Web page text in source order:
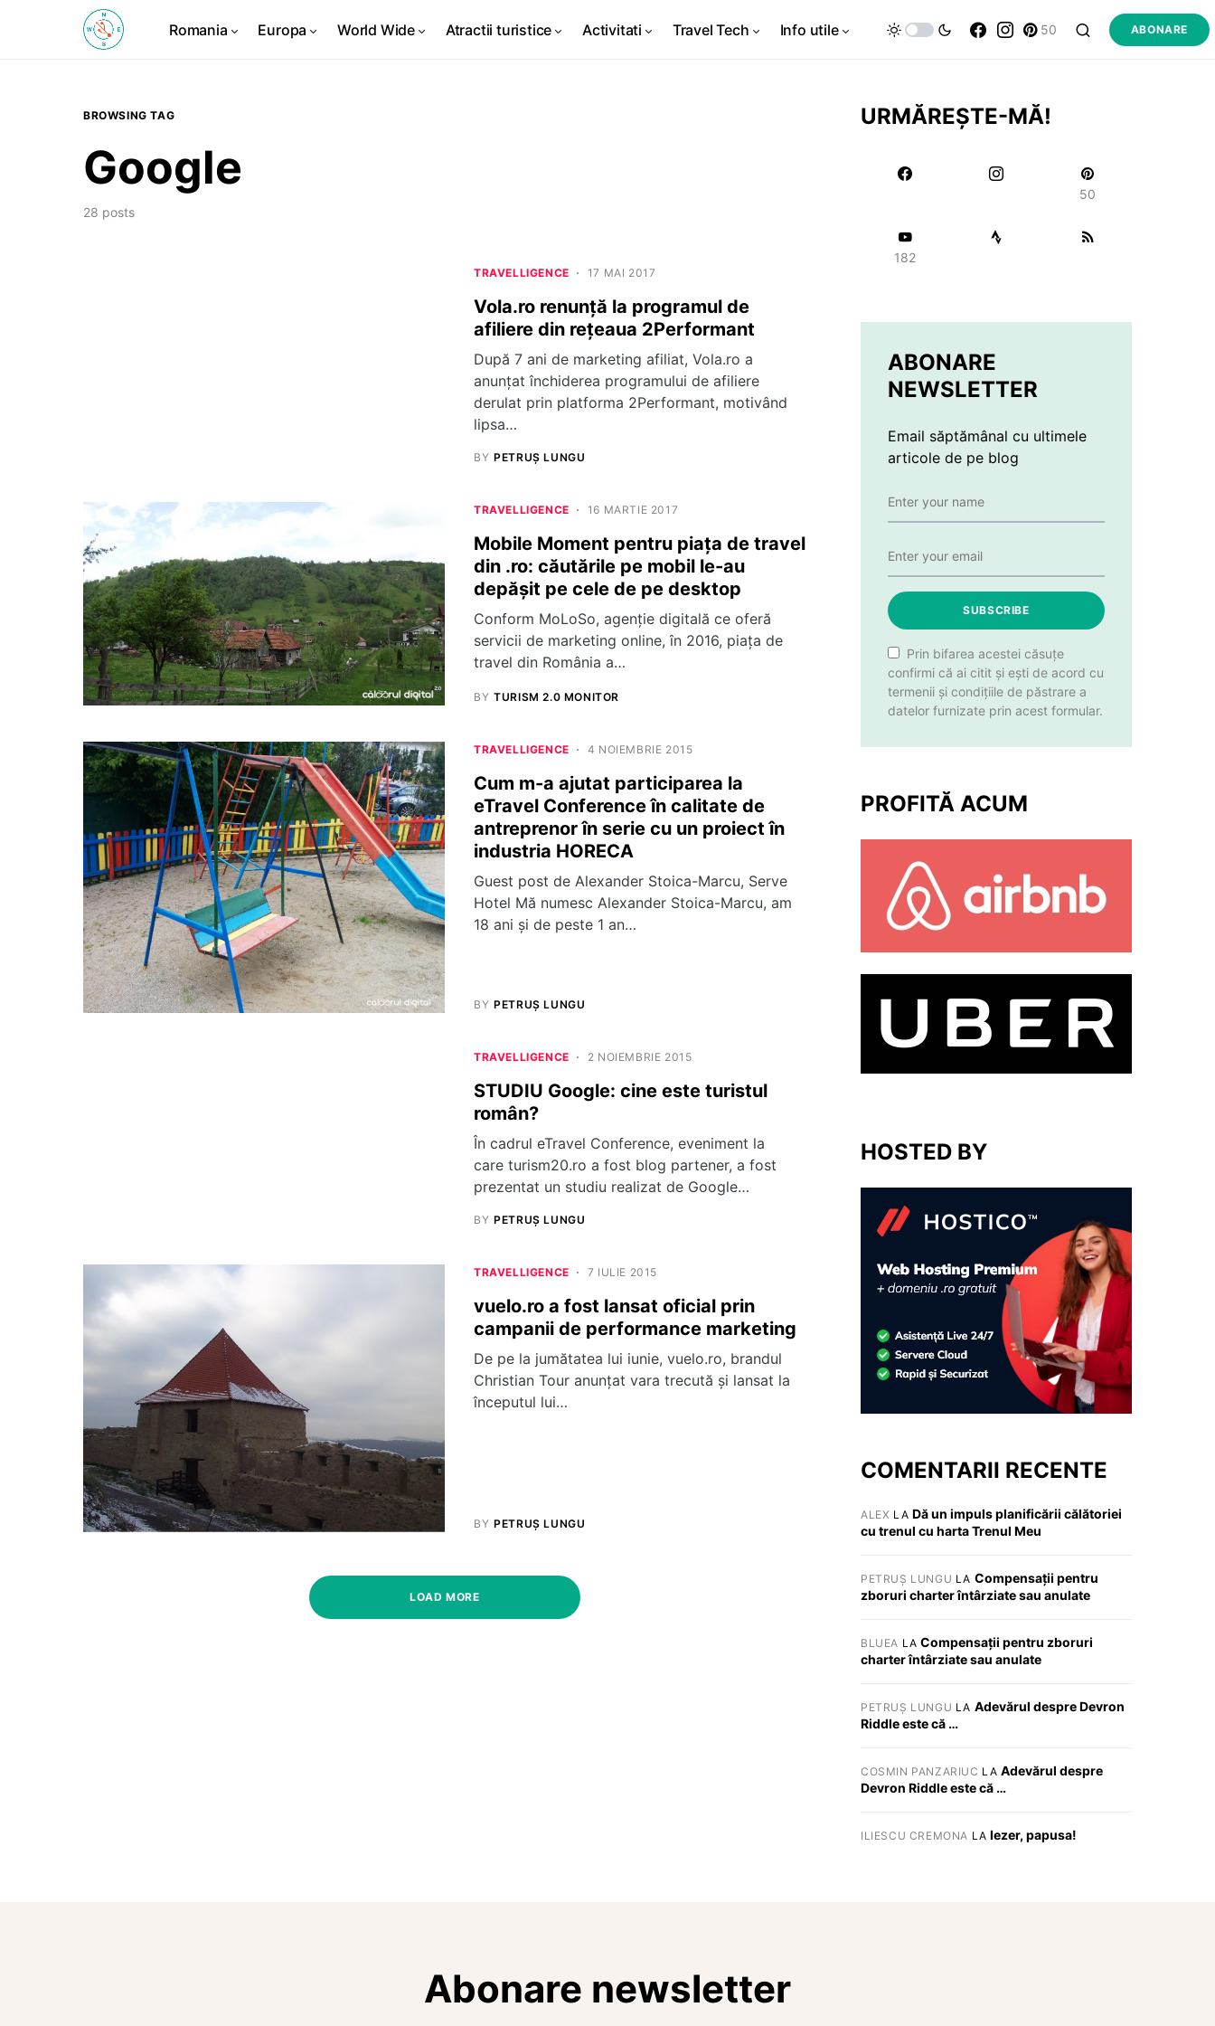
Romania Europa World Wide Atractii turistice Activitati Travel Tech Info utile 50 ABONARE
BROWSING TAG
Google
28 posts
TRAVELLIGENCE 17 MAI 2017
Vola.ro renunță la programul de
afiliere din rețeaua 2Performant
După 7 ani de marketing afiliat, Vola.ro a
anunțat închiderea programului de afiliere
derulat prin platforma 2Performant, motivând
lipsa…
BY PETRUȘ LUNGU
TRAVELLIGENCE 16 MARTIE 2017
Mobile Moment pentru piața de travel
din .ro: căutările pe mobil le-au
depășit pe cele de pe desktop
Conform MoLoSo, agenție digitală ce oferă
servicii de marketing online, în 2016, piața de
travel din România a…
BY TURISM 2.0 MONITOR
TRAVELLIGENCE 4 NOIEMBRIE 2015
Cum m-a ajutat participarea la
eTravel Conference în calitate de
antreprenor în serie cu un proiect în
industria HORECA
Guest post de Alexander Stoica-Marcu, Serve
Hotel Mă numesc Alexander Stoica-Marcu, am
18 ani şi de peste 1 an…
BY PETRUȘ LUNGU
TRAVELLIGENCE 2 NOIEMBRIE 2015
STUDIU Google: cine este turistul
român?
În cadrul eTravel Conference, eveniment la
care turism20.ro a fost blog partener, a fost
prezentat un studiu realizat de Google…
BY PETRUȘ LUNGU
TRAVELLIGENCE 7 IULIE 2015
vuelo.ro a fost lansat oficial prin
campanii de performance marketing
De pe la jumătatea lui iunie, vuelo.ro, brandul
Christian Tour anunțat vara trecută și lansat la
începutul lui…
BY PETRUȘ LUNGU
LOAD MORE
URMĂREȘTE-MĂ!
50
182
ABONARE
NEWSLETTER
Email săptămânal cu ultimele
articole de pe blog
SUBSCRIBE
Prin bifarea acestei căsuțe
confirmi că ai citit și ești de acord cu
termenii și condițiile de păstrare a
datelor furnizate prin acest formular.
PROFITĂ ACUM
HOSTED BY
COMENTARII RECENTE
ALEX LA Dă un impuls planificării călătoriei
cu trenul cu harta Trenul Meu
PETRUȘ LUNGU LA Compensații pentru
zboruri charter întârziate sau anulate
BLUEA LACompensații pentru zboruri
charter întârziate sau anulate
PETRUȘ LUNGU LA Adevărul despre Devron
Riddle este că …
COSMIN PANZARIUC LA Adevărul despre
Devron Riddle este că …
ILIESCU CREMONA LA Iezer, papusa!
Abonare newsletter